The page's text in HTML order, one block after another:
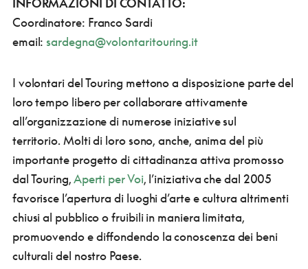
INFORMAZIONI DI CONTATTO:
Coordinatore: Franco Sardi
email:sardegna@volontaritouring.it
I volontari del Touring mettono a disposizione parte del
loro tempo libero per collaborare attivamente
all’organizzazione di numerose iniziative sul
territorio. Molti di loro sono, anche, anima del più
importante progetto di cittadinanza attiva promosso
dal Touring,Aperti per Voi, l’iniziativa che dal 2005
favorisce l’apertura di luoghi d’arte e cultura altrimenti
chiusi al pubblico o fruibili in maniera limitata,
promuovendo e diffondendo la conoscenza dei beni
culturali del nostro Paese.